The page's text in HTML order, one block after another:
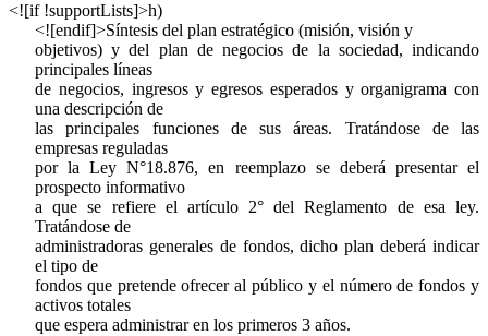
<![if !supportLists]>h)
<![endif]>Síntesis del plan estratégico (misión, visión y
objetivos) y del plan de negocios de la sociedad, indicando
principales líneas
de negocios, ingresos y egresos esperados y organigrama con
una descripción de
las principales funciones de sus áreas. Tratándose de las
empresas reguladas
por la Ley N°18.876, en reemplazo se deberá presentar el
prospecto informativo
a que se refiere el artículo 2° del Reglamento de esa ley.
Tratándose de
administradoras generales de fondos, dicho plan deberá indicar
el tipo de
fondos que pretende ofrecer al público y el número de fondos y
activos totales
que espera administrar en los primeros 3 años.